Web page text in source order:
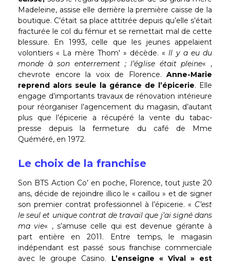
Madeleine, assise elle derrière la première caisse de la
boutique. C’était sa place attitrée depuis qu’elle s’était
fracturée le col du fémur et se remettait mal de cette
blessure. En 1993, celle que les jeunes appelaient
volontiers « La mère Thom' » décède. « Il y a eu du
monde à son enterrement ; l’église était pleine« ,
chevrote encore la voix de Florence. Anne-Marie
reprend alors seule la gérance de l’épicerie. Elle
engage d’importants travaux de rénovation intérieure
pour réorganiser l’agencement du magasin, d’autant
plus que l’épicerie a récupéré la vente du tabac-
presse depuis la fermeture du café de Mme
Quéméré, en 1972.
Le choix de la franchise
Son BTS Action Co’ en poche, Florence, tout juste 20
ans, décide de rejoindre illico le « caillou » et de signer
son premier contrat professionnel à l’épicerie. « C’est
le seul et unique contrat de travail que j’ai signé dans
ma vie« , s’amuse celle qui est devenue gérante à
part entière en 2011. Entre temps, le magasin
indépendant est passé sous franchise commerciale
avec le groupe Casino. L’enseigne « Vival » est